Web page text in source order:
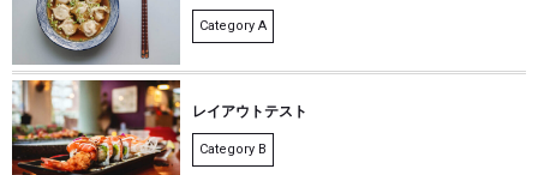
Category A
レイアウトテスト
Category B